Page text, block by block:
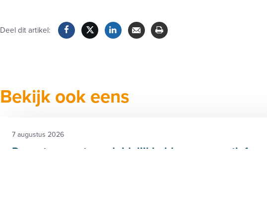
Deel dit artikel:
Bekijk ook eens
Droogte vraagt om duidelijkheid en perspectief voor
7 augustus 2026